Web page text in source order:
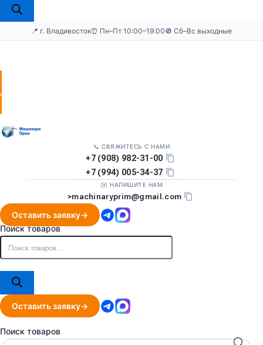
📍 г. Владивосток⏰ Пн–Пт 10:00–19:00🚫 Сб–Вс выходные
заявку
📞 СВЯЖИТЕСЬ С НАМИ
+7 (908) 982-31-00
+7 (994) 005-34-37
✉️ НАПИШИТЕ НАМ
>machinaryprim@gmail.com
Оставить заявку
Поиск товаров
Оставить заявку
Поиск товаров